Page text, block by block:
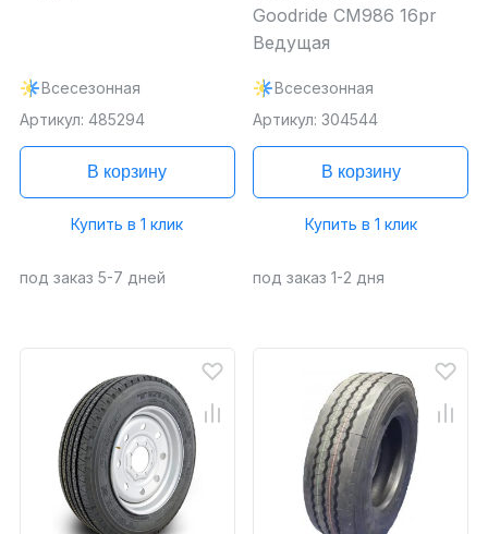
Всесезонная
Артикул: 485294
В корзину
Купить в 1 клик
под заказ 5-7 дней
Goodride CM986 16pr
Ведущая
Всесезонная
Артикул: 304544
В корзину
Купить в 1 клик
под заказ 1-2 дня